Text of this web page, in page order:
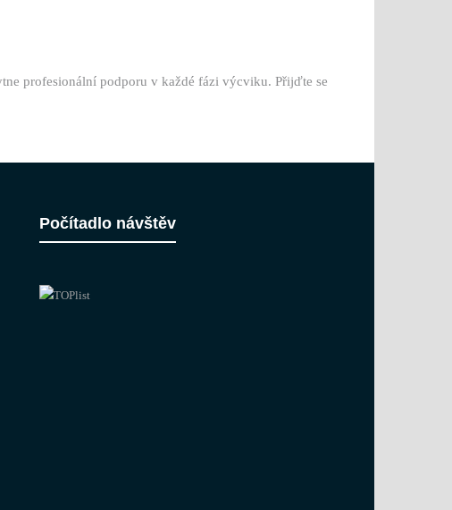
profesionální podporu v každé fázi výcviku. Přijďte se
Počítadlo návštěv